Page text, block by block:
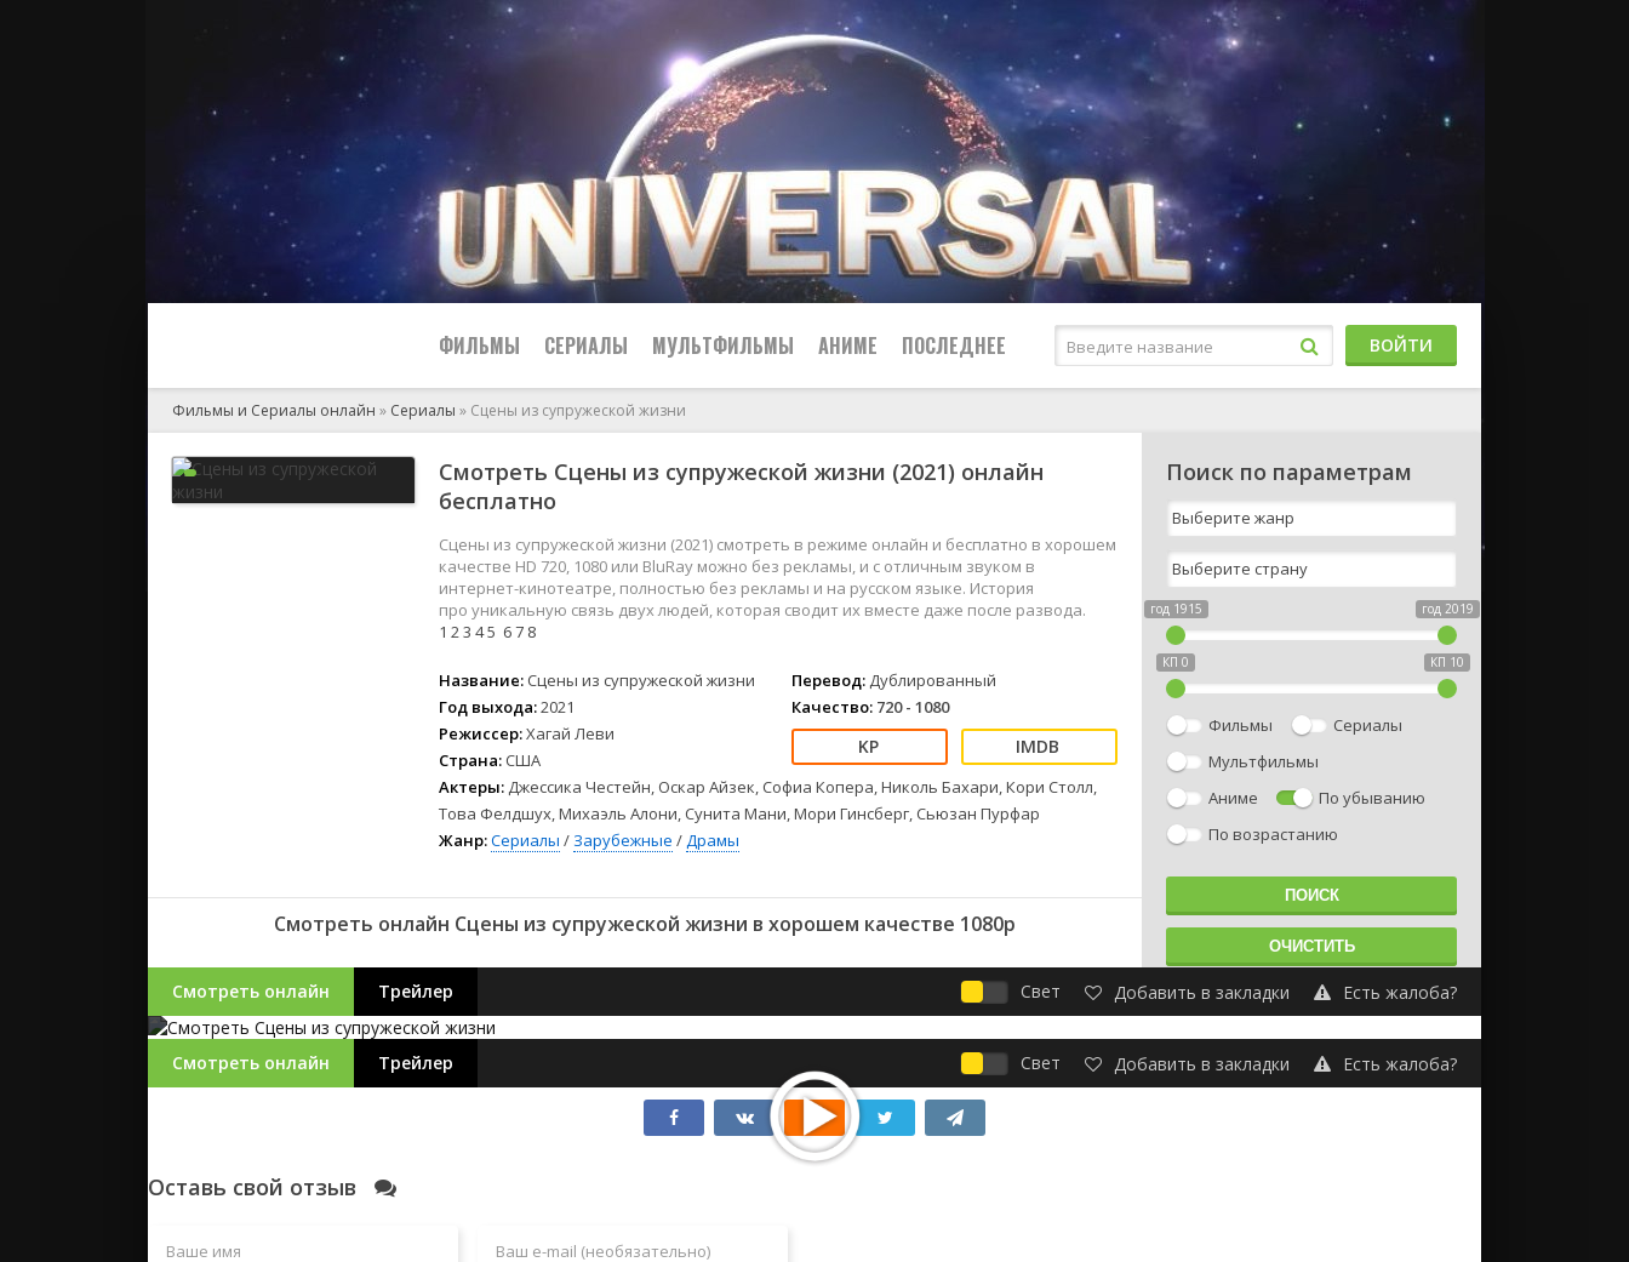
ФИЛЬМЫ
2024
2023
2022
2021
СССР
Зарубежные
Боевики
Детективы
Детские
Драмы
Мелодрамы
Семейные
Спорт
Триллеры
Фантастика
Фэнтези
СЕРИАЛЫ МУЛЬТФИЛЬМЫ АНИМЕ ПОСЛЕДНЕЕ
2023
2022
2021
СССР
Зарубежные
Фильмы из соцетей
ВОЙТИ
Фильмы и Сериалы онлайн » Сериалы » Сцены из супружеской жизни
Смотреть Сцены из супружеской жизни (2021) онлайн
бесплатно
Сцены из супружеской жизни (2021) смотреть в режиме онлайн и бесплатно в хорошем
качестве HD 720, 1080 или BluRay можно без рекламы, и с отличным звуком в
интернет-кинотеатре, полностью без рекламы и на русском языке. История
про уникальную связь двух людей, которая сводит их вместе даже после развода.
1 23 45 67 8
Название: Сцены из супружеской жизни
Год выхода:2021
Режиссер:Хагай Леви
Страна: США
Перевод: Дублированный
Качество: 720 - 1080
Актеры: Джессика Честейн, Оскар Айзек, Софиа Копера, Николь Бахари, Кори Столл,
Това Фелдшух, Михаэль Алони, Сунита Мани, Мори Гинсберг, Сьюзан Пурфар
Жанр:Сериалы / Зарубежные /Драмы
Смотреть онлайн Сцены из супружеской жизни в хорошем качестве 1080p
Поиск по параметрам
год 1915 год 2019
КП 0 КП 10
Фильмы
Сериалы
Мультфильмы
Аниме
По убыванию
По возрастанию
Смотреть онлайн Трейлер Свет Добавить в закладки Есть жалоба?
Смотреть онлайн Трейлер Свет Добавить в закладки Есть жалоба?
Оставь свой отзыв